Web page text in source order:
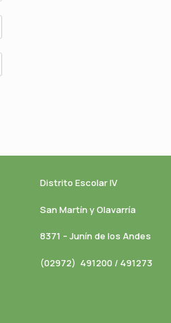
Distrito Escolar IV
San Martín y Olavarría
8371 – Junín de los Andes
(02972) 491200 / 491273